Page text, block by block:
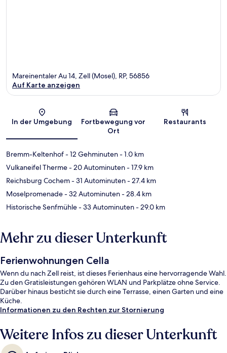
Karte
Mareinentaler Au 14, Zell (Mosel), RP, 56856
Auf Karte anzeigen
In der Umgebung
Fortbewegung vor
Ort
Restaurants
Bremm-Keltenhof- 12 Gehminuten- 1.0 km
Vulkaneifel Therme- 20 Autominuten- 17.9 km
Reichsburg Cochem- 31 Autominuten- 27.4 km
Moselpromenade- 32 Autominuten- 28.4 km
Historische Senfmühle- 33 Autominuten- 29.0 km
Mehr zu dieser Unterkunft
Ferienwohnungen Cella
Wenn du nach Zell reist, ist dieses Ferienhaus eine hervorragende Wahl.
Zu den Gratisleistungen gehören WLAN und Parkplätze ohne Service.
Darüber hinaus besticht sie durch eine Terrasse, einen Garten und eine
Küche.
Informationen zu den Rechten zur Stornierung
Weitere Infos zu dieser Unterkunft